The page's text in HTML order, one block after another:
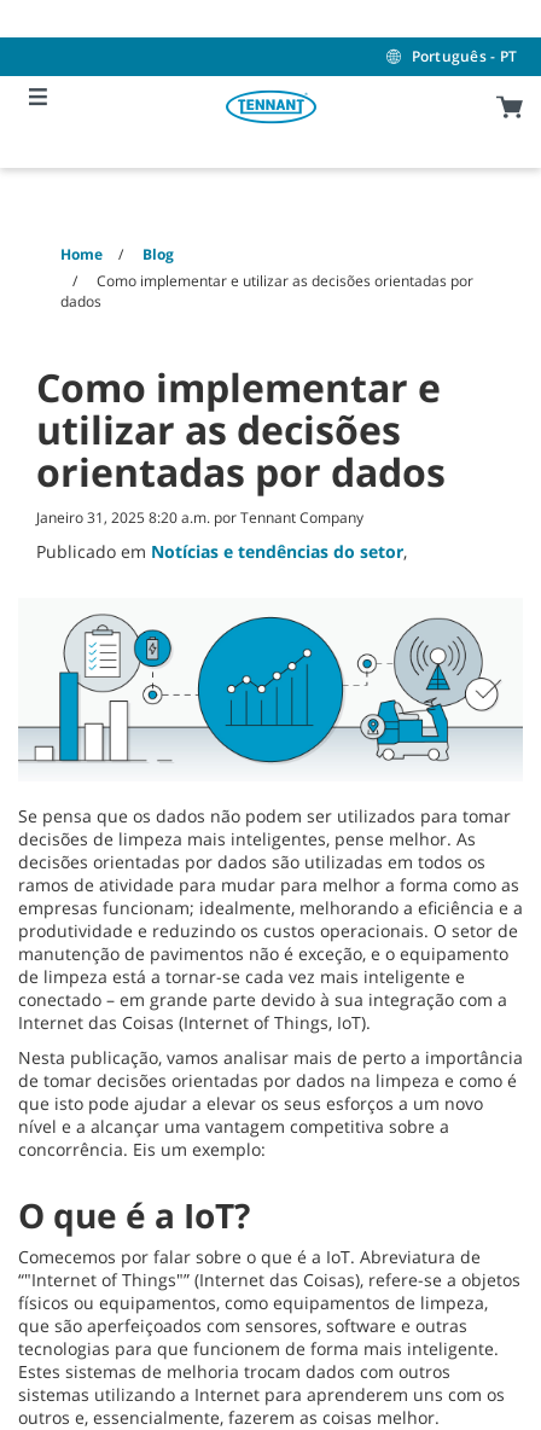
to
to
menu
Português - PT
Home
Blog
Como implementar e utilizar as decisões orientadas por
dados
Como implementar e
utilizar as decisões
orientadas por dados
Janeiro 31, 2025 8:20 a.m. por Tennant Company
Publicado em Notícias e tendências do setor,
Se pensa que os dados não podem ser utilizados para tomar
decisões de limpeza mais inteligentes, pense melhor. As
decisões orientadas por dados são utilizadas em todos os
ramos de atividade para mudar para melhor a forma como as
empresas funcionam; idealmente, melhorando a eficiência e a
produtividade e reduzindo os custos operacionais. O setor de
manutenção de pavimentos não é exceção, e o equipamento
de limpeza está a tornar-se cada vez mais inteligente e
conectado – em grande parte devido à sua integração com a
Internet das Coisas (Internet of Things, IoT).
Nesta publicação, vamos analisar mais de perto a importância
de tomar decisões orientadas por dados na limpeza e como é
que isto pode ajudar a elevar os seus esforços a um novo
nível e a alcançar uma vantagem competitiva sobre a
concorrência. Eis um exemplo:
O que é a IoT?
Comecemos por falar sobre o que é a IoT. Abreviatura de
“"Internet of Things"” (Internet das Coisas), refere-se a objetos
físicos ou equipamentos, como equipamentos de limpeza,
que são aperfeiçoados com sensores, software e outras
tecnologias para que funcionem de forma mais inteligente.
Estes sistemas de melhoria trocam dados com outros
sistemas utilizando a Internet para aprenderem uns com os
outros e, essencialmente, fazerem as coisas melhor.